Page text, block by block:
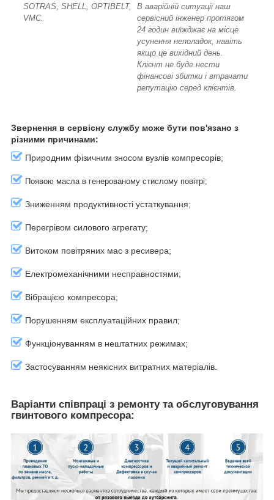
SOTRAS, SHELL, OPTIBELT,
VMC.
В аварійній ситуації наш
сервісний інженер протягом
24 годин виїжджає на місце
усунення неполадок, навіть
якщо це вихідний день.
Клієнт не буде нести
фінансові збитки і втрачати
репутацію серед клієнтів.
Звернення в сервісну службу може бути пов'язано з
різними причинами:
Природним фізичним зносом вузлів компресорів;
Появою масла в генерованому стислому повітрі;
Зниженням продуктивності устаткування;
Перегрівом силового агрегату;
Витоком повітряних мас з ресивера;
Електромеханічними несправностями;
Вібрацією компресора;
Порушенням експлуатаційних правил;
Функціонуванням в нештатних режимах;
Застосуванням неякісних витратних матеріалів.
Варіанти співпраці з ремонту та обслуговування
гвинтового компресора: